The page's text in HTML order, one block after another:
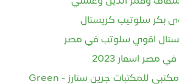
بكر سلوتيب كريستال
اقوي سلوتب في مصر
اسعار 2023
سلوتيب كريستال مكتبي للمكتبات جرين ستارز - Green